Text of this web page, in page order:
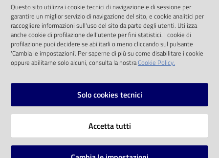
Chiedi al
bibliotecario
Avvisi
solo alle condizioni previste dalla direttiva
comunitaria 2003/98/CE e dal d.lgs. 36/2006
SOCIAL
Instagram
Vai alla pagina
Questo sito utilizza i cookie tecnici di navigazione e di sessione per
garantire un miglior servizio di navigazione del sito, e cookie analitici per
raccogliere informazioni sull'uso del sito da parte degli utenti. Utilizza
anche cookie di profilazione dell'utente per fini statistici. I cookie di
profilazione puoi decidere se abilitarli o meno cliccando sul pulsante
'Cambia le impostazioni'. Per saperne di più su come disabilitare i cookie
oppure abilitarne solo alcuni, consulta la nostraCookie Policy.
Solo cookies tecnici
Accetta tutti